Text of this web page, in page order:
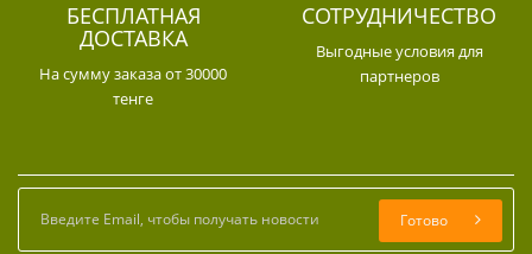
БЕСПЛАТНАЯ
ДОСТАВКА
На сумму заказа от 30000
тенге
СОТРУДНИЧЕСТВО
Выгодные условия для
партнеров
Готово